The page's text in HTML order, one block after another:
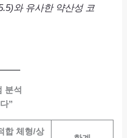
와 유사한 약산성 코
분석
”
합 체형/상